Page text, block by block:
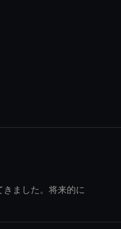
ました。将来的に